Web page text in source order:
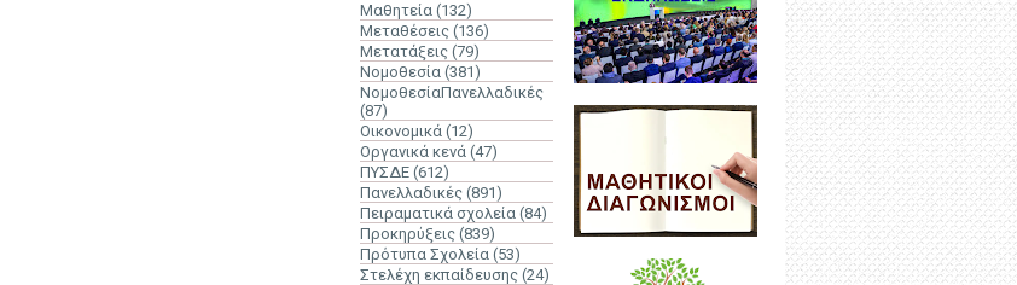
Μαθητεία (132)
Μεταθέσεις (136)
Μετατάξεις (79)
Νομοθεσία (381)
ΝομοθεσίαΠανελλαδικές
(87)
Οικονομικά (12)
Οργανικά κενά (47)
ΠΥΣΔΕ (612)
Πανελλαδικές (891)
Πειραματικά σχολεία (84)
Προκηρύξεις (839)
Πρότυπα Σχολεία (53)
Στελέχη εκπαίδευσης (24)